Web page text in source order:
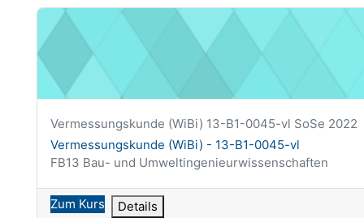
Vermessungskunde (WiBi) - 13-B1-0045-vl
Kurzer Kursname
Vermessungskunde (WiBi) 13-B1-0045-vl SoSe 2022
Kursname
Vermessungskunde (WiBi) - 13-B1-0045-vl
Kursbereich
FB13 Bau- und Umweltingenieurwissenschaften
Zum Kurs Details